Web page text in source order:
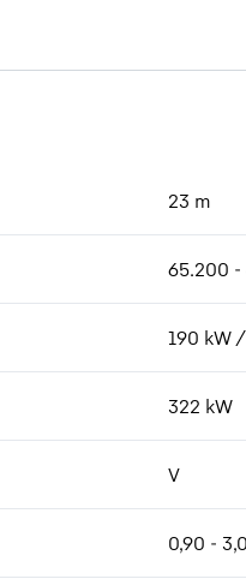
23 m
65.200 -
190 kW
322 kW
V
0,90 -